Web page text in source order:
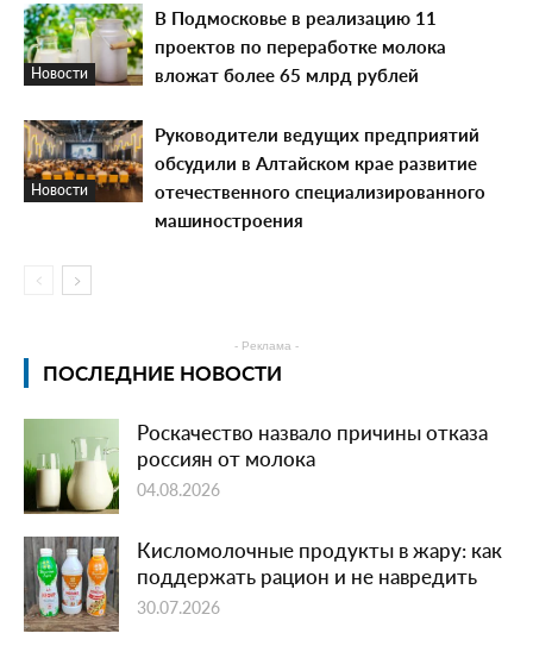
Новости
В Подмосковье в реализацию 11
проектов по переработке молока
вложат более 65 млрд рублей
Новости
Руководители ведущих предприятий
обсудили в Алтайском крае развитие
отечественного специализированного
машиностроения
- Реклама -
ПОСЛЕДНИЕ НОВОСТИ
Роскачество назвало причины отказа
россиян от молока
04.08.2026
Кисломолочные продукты в жару: как
поддержать рацион и не навредить
30.07.2026